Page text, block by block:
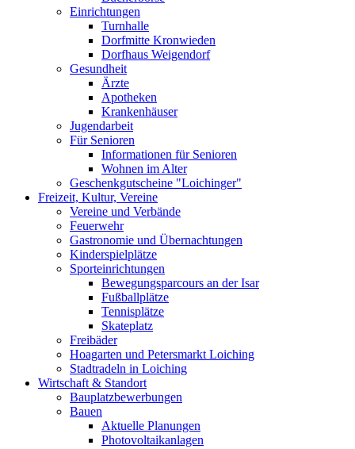
Einrichtungen
Turnhalle
Dorfmitte Kronwieden
Dorfhaus Weigendorf
Gesundheit
Ärzte
Apotheken
Krankenhäuser
Jugendarbeit
Für Senioren
Informationen für Senioren
Wohnen im Alter
Geschenkgutscheine "Loichinger"
Freizeit, Kultur, Vereine
Vereine und Verbände
Feuerwehr
Gastronomie und Übernachtungen
Kinderspielplätze
Sporteinrichtungen
Bewegungsparcours an der Isar
Fußballplätze
Tennisplätze
Skateplatz
Freibäder
Hoagarten und Petersmarkt Loiching
Stadtradeln in Loiching
Wirtschaft & Standort
Bauplatzbewerbungen
Bauen
Aktuelle Planungen
Photovoltaikanlagen